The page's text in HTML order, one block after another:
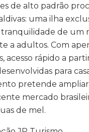
de alto padrão
uma ilha
tranquilidade de um
a adultos. Com
acesso rápido a
para
pretende ampliar
mercado
de mel.